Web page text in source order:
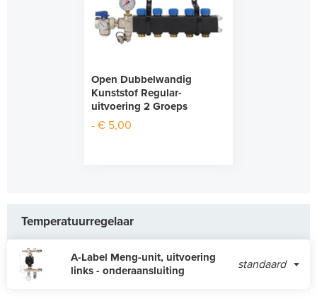
Open Dubbelwandig
Kunststof Regular-
uitvoering 2 Groeps
- € 5,00
Temperatuurregelaar
A-Label Meng-unit, uitvoering
links - onderaansluiting
standaard